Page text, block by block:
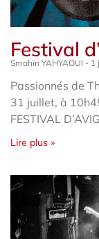
Festival
Smahïn YAHYAOUI 1
Passionnés de
31 juillet, à
FESTIVAL
Lire plus »